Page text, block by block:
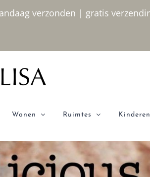
verzonden | gratis
Wonen Ruimtes Kinderen